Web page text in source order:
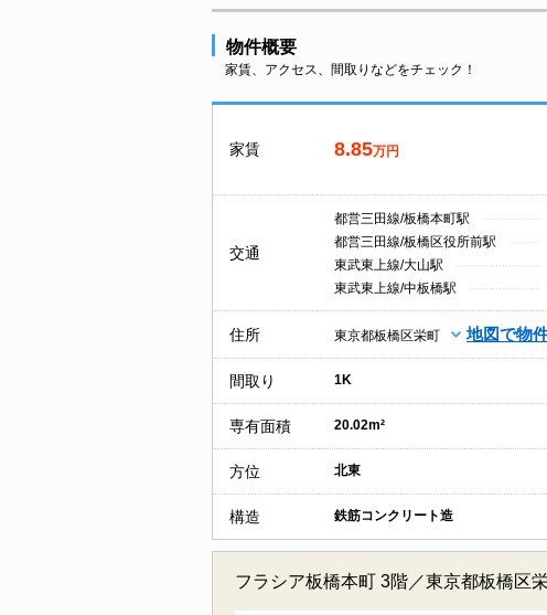
物件概要
家賃、アクセス、間取りなどをチェック！
家賃 8.85万円
交通
都営三田線/板橋本町駅
都営三田線/板橋区役所前駅
東武東上線/大山駅
東武東上線/中板橋駅
住所 東京都板橋区栄町 地図で物
間取り 1K
専有面積 20.02m²
方位 北東
構造 鉄筋コンクリート造
フラシア板橋本町 3階／東京都板橋区